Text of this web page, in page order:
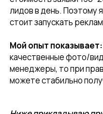
лидов в день. Поэтому
стоит запускать
Мой опыт показывает:
качественные фото/
менеджеры, то при
можете стабильно